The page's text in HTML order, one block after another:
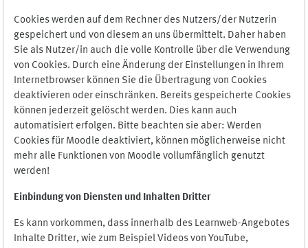
Cookies werden auf dem Rechner des Nutzers/der Nutzerin
gespeichert und von diesem an uns übermittelt. Daher haben
Sie als Nutzer/in auch die volle Kontrolle über die Verwendung
von Cookies. Durch eine Änderung der Einstellungen in Ihrem
Internetbrowser können Sie die Übertragung von Cookies
deaktivieren oder einschränken. Bereits gespeicherte Cookies
können jederzeit gelöscht werden. Dies kann auch
automatisiert erfolgen. Bitte beachten sie aber: Werden
Cookies für Moodle deaktiviert, können möglicherweise nicht
mehr alle Funktionen von Moodle vollumfänglich genutzt
werden!
Einbindung von Diensten und Inhalten Dritter
Es kann vorkommen, dass innerhalb des Learnweb-Angebotes
Inhalte Dritter, wie zum Beispiel Videos von YouTube,